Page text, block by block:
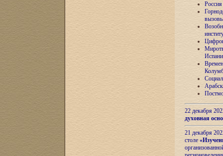
22 декабря
духовная
21 декабря
столе